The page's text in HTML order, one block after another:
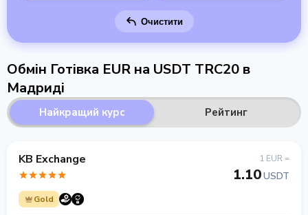
Очистити
Обмін Готівка EUR на USDT TRC20 в
Мадриді
Найкращий курс Рейтинг
KB Exchange
Gold
1 EUR =
1.10USDT